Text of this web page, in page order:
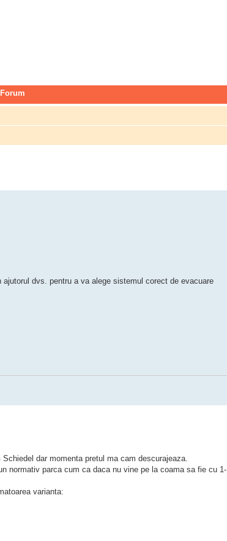
Forum
dvs. pentru a va alege sistemul corect de evacuare
dar momenta pretul ma cam descurajeaza.
normativ parca cum ca daca nu vine pe la coama sa fie cu 1-
varianta: